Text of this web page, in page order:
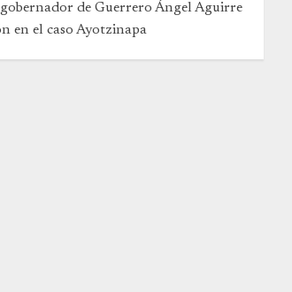
de Guerrero Ángel Aguirre
en el caso Ayotzinapa